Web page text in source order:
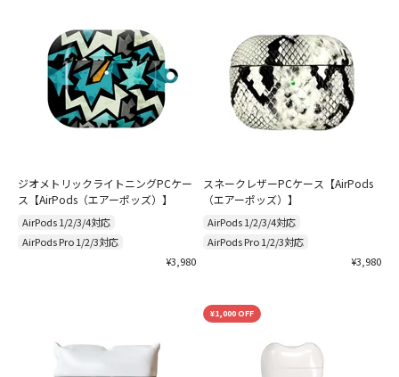
ぬいぐるみ系
ジオメトリックライトニングPCケー
ス【AirPods（エアーポッズ）】
AirPods 1/2/3/4対応
AirPods Pro 1/2/3対応
セール価格
¥3,980
スネークレザーPCケース【AirPods
（エアーポッズ）】
AirPods 1/2/3/4対応
AirPods Pro 1/2/3対応
セール価格
¥3,980
¥1,000 OFF